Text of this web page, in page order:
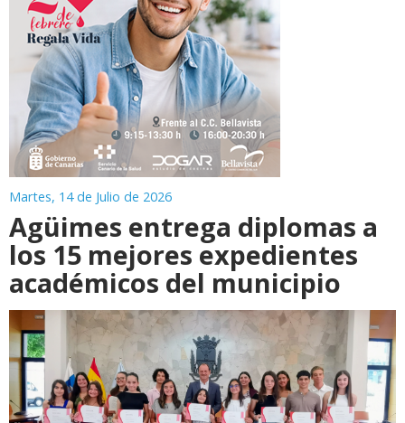
Martes, 14 de Julio de 2026
Agüimes entrega diplomas a
los 15 mejores expedientes
académicos del municipio